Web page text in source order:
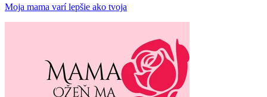
Moja mama varí lepšie ako tvoja